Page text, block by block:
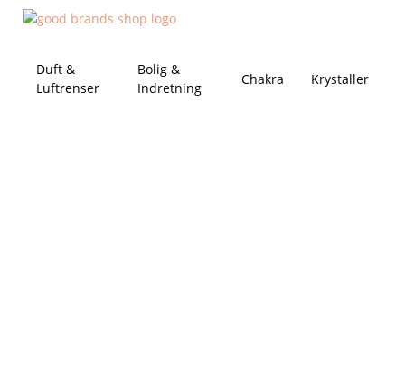
Duft &
Luftrenser
Bolig &
Indretning
Chakra Krystaller